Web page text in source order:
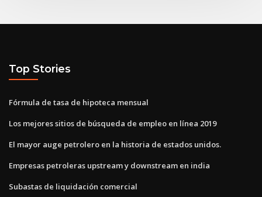
Top Stories
Fórmula de tasa de hipoteca mensual
Los mejores sitios de búsqueda de empleo en línea 2019
El mayor auge petrolero en la historia de estados unidos.
Empresas petroleras upstream y downstream en india
Subastas de liquidación comercial